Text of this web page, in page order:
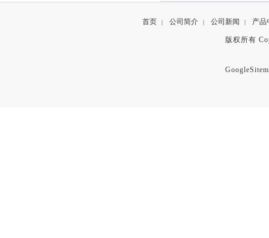
首页 | 公司简介 | 公司新闻 | 产品
版权所有